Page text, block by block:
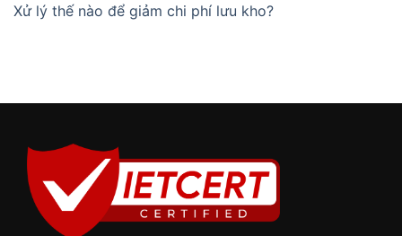
Xử lý thế nào để giảm chi phí lưu kho?